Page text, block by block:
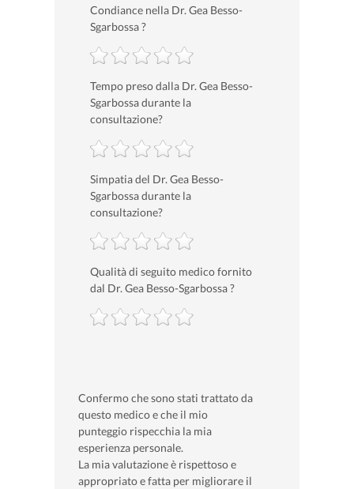
Condiance nella Dr. Gea Besso-
Sgarbossa ?
Tempo preso dalla Dr. Gea Besso-
Sgarbossa durante la
consultazione?
Simpatia del Dr. Gea Besso-
Sgarbossa durante la
consultazione?
Qualità di seguito medico fornito
dal Dr. Gea Besso-Sgarbossa ?
Confermo che sono stati trattato da
questo medico e che il mio
punteggio rispecchia la mia
esperienza personale.
La mia valutazione è rispettoso e
appropriato e fatta per migliorare il